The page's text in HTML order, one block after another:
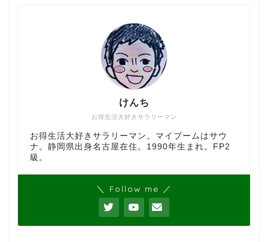
お得生活大好きサラリーマン
けんち
お得生活大好きサラリーマン。マイブームはサウ
ナ。静岡県出身名古屋在住。1990年生まれ。FP2
級。
＼ Follow me ／